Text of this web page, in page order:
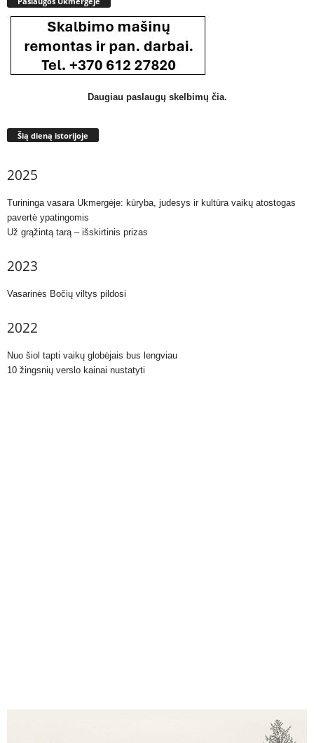
Daugiau paslaugų skelbimų čia.
Šią dieną istorijoje
2025
Turininga vasara Ukmergėje: kūryba, judesys ir kultūra vaikų atostogas
pavertė ypatingomis
Už grąžintą tarą – išskirtinis prizas
2023
Vasarinės Bočių viltys pildosi
2022
Nuo šiol tapti vaikų globėjais bus lengviau
10 žingsnių verslo kainai nustatyti